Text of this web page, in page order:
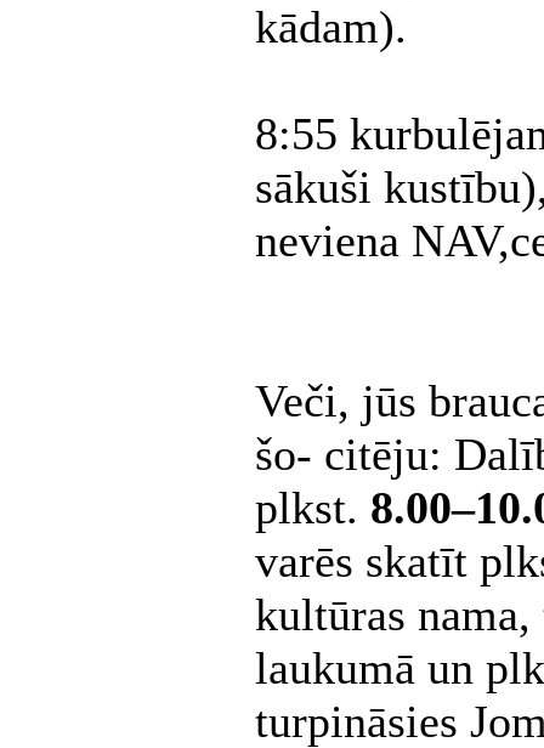
kādam).
8:55
sākuši
neviena
Veči, jūs
šo- citēju:
plkst.
varēs skatīt
kultūras
laukumā un
turpināsies